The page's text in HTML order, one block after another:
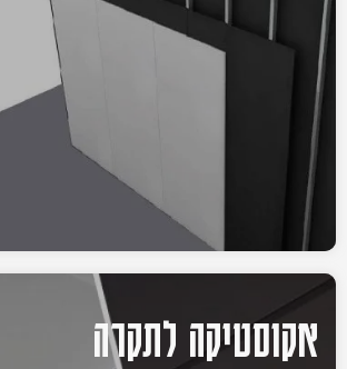
אקוסטיקה לתקרה